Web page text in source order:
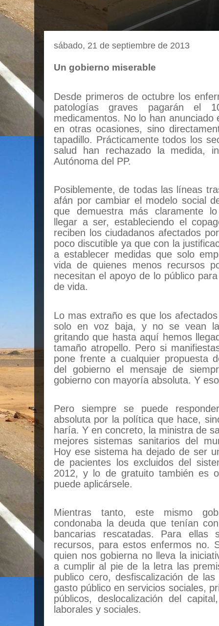
sábado, 21 de septiembre de 2013
Un gobierno miserable
Desde primeros de octubre los
patologías graves pagarán el
medicamentos. No lo han anunciado
en otras ocasiones, sino
tapadillo. Prácticamente todos los
salud han rechazado la medida,
Autónoma del PP.
Posiblemente, de todas las líneas
afán por cambiar el modelo social
que demuestra más claramente
llegar a ser, estableciendo el
reciben los ciudadanos afectados
poco discutible ya que con la
a establecer medidas que solo
vida de quienes menos recursos
necesitan el apoyo de lo público
de vida.
Lo mas extraño es que los
solo en voz baja, y no se vean
gritando que hasta aquí hemos
tamaño atropello. Pero si
pone frente a cualquier propuesta
del gobierno el mensaje de
gobierno con mayoría absoluta. Y
Pero siempre se puede
absoluta por la política que hace,
haría. Y en concreto, la ministra de
mejores sistemas sanitarios del
Hoy ese sistema ha dejado de ser
de pacientes los excluidos del
2012, y lo de gratuito también es
puede aplicársele.
Mientras tanto, este mismo
condonaba la deuda que tenían
bancarias rescatadas. Para
recursos, para estos enfermos no.
quien nos gobierna no lleva la
a cumplir al pie de la letra las
publico cero, desfiscalización de
gasto público en servicios sociales,
públicos, deslocalización del
laborales y sociales.